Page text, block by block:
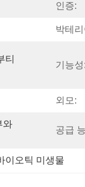
인증:
박테
티
기능성:
외모:
와
공급
이오틱 미생물